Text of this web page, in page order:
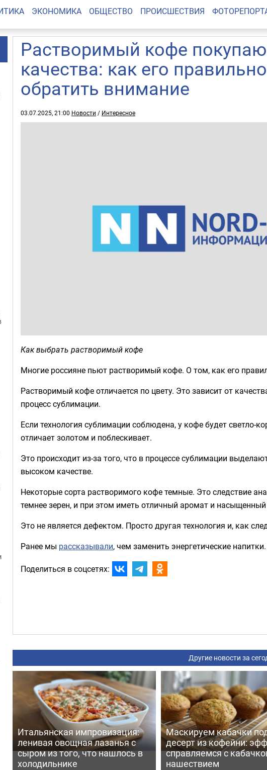
ЭКОНОМИКА ОБЩЕСТВО ПРОИСШЕСТВИЯ
Растворимый кофе
качества: как его
обратить внимание
03.07.2025, 21:00 Новости / Интересное
Как выбрать растворимый кофе
Многие россияне пьют растворимый кофе. О том, как его
Растворимый кофе отличается по цвету. Это зависит от
процесс сублимации.
Если технология сублимации соблюдена, у кофе будет светло-
отличает золотом и поблескивает.
Это происходит из-за того, что в процессе сублимации
высоком качестве.
Некоторые сорта растворимого кофе темные. Это следствие
темнее зерен, и при этом иметь отличный аромат и насыщенный
Это не является дефектом. Просто другая технология и, как
Ранее мы рассказывали, чем заменить энергетические напитки.
Поделиться в соцсетях:
Другие новости за
Итальянская импровизация:
ленивая овощная лазанья с
сыром из того, что нашлось в
холодильнике
Маскируем кабачки
десерт из кофейни:
справляемся с
нашествием